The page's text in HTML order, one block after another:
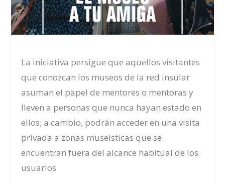
La iniciativa persigue que aquellos visitantes
que conozcan los museos de la red insular
asuman el papel de mentores o mentoras y
lleven a personas que nunca hayan estado en
ellos; a cambio, podrán acceder en una visita
privada a zonas museísticas que se
encuentran fuera del alcance habitual de los
usuarios